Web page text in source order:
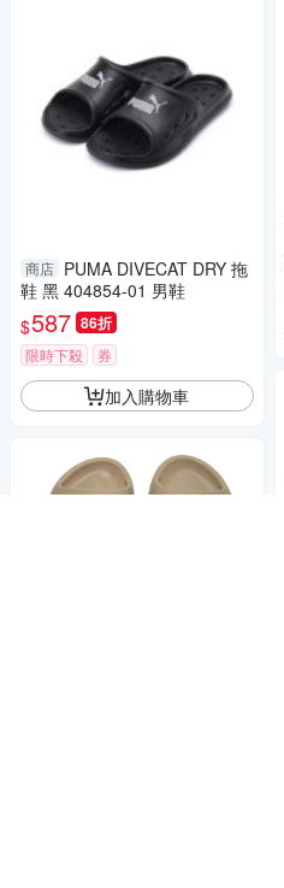
商店 PUMA DIVECAT DRY 拖
鞋 黑 404854-01 男鞋
$587 86折
限時下殺 券
加入購物車